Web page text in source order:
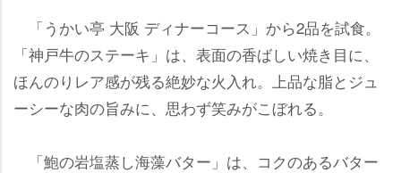
「うかい亭 大阪 ディナーコース」から2品を試食。
「神戸牛のステーキ」は、表面の香ばしい焼き目に、
ほんのりレア感が残る絶妙な火入れ。上品な脂とジュ
ーシーな肉の旨みに、思わず笑みがこぼれる。
「鮑の岩塩蒸し海藻バター」は、コクのあるバター